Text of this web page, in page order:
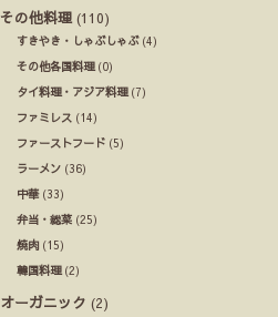
その他料理 (110)
すきやき・しゃぶしゃぶ(4)
その他各国料理(0)
タイ料理・アジア料理(7)
ファミレス (14)
ファーストフード (5)
ラーメン (36)
中華(33)
弁当・総菜 (25)
焼肉 (15)
韓国料理(2)
オーガニック (2)